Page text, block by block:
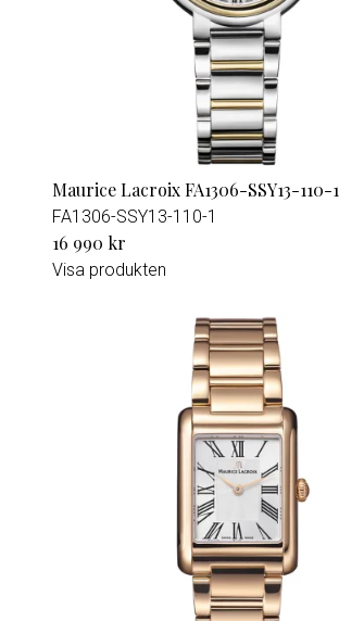
Maurice Lacroix FA1306-SSY13-110-1
FA1306-SSY13-110-1
16 990 kr
Visa produkten